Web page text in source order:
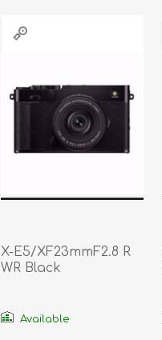
X-E5/XF23mmF2.8 R
WR Black
Available